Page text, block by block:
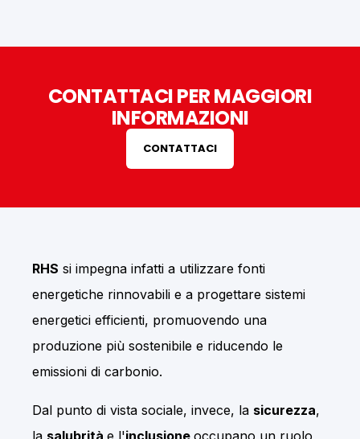
CONTATTACI PER MAGGIORI
INFORMAZIONI
CONTATTACI
RHS si impegna infatti a utilizzare fonti
energetiche rinnovabili e a progettare sistemi
energetici efficienti, promuovendo una
produzione più sostenibile e riducendo le
emissioni di carbonio.
Dal punto di vista sociale, invece, la sicurezza,
la salubrità e l'inclusione occupano un ruolo